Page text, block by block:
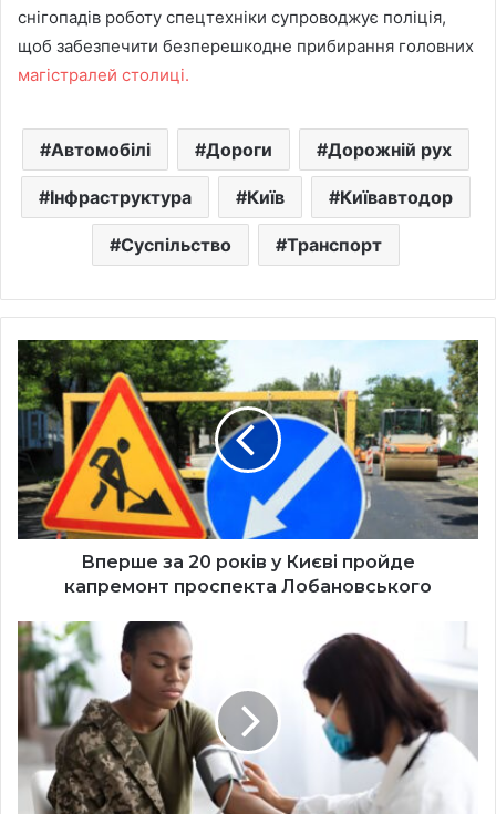
снігопадів роботу спецтехніки супроводжує поліція,
щоб забезпечити безперешкодне прибирання головних
магістралей столиці.
Автомобілі Дороги Дорожній рух
Інфраструктура Київ Київавтодор
Суспільство Транспорт
Вперше
за
20
років
у
Києві
пройде
капремонт
проспекта
ЛобановськогоВперше за 20 років у Києві пройде
капремонт проспекта Лобановського
У
Києві
проводять
безкоштовні
медичні
чекапи
для
ветеранок